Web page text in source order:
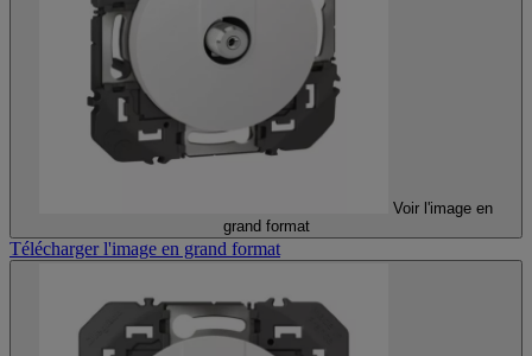
Voir l'image en
grand format
Télécharger l'image en grand format